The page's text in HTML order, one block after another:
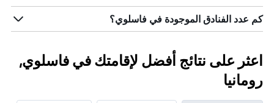
كم عدد الفنادق الموجودة في فاسلوي؟
اعثر على نتائج أفضل لإقامتك في فاسلوي,
رومانيا